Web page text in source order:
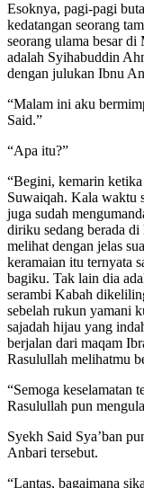
Esoknya, pagi-pagi
kedatangan seorang
seorang ulama besar
adalah Syihabuddin
dengan julukan Ibnu
“Malam ini aku
Said.”
“Apa itu?”
“Begini, kemarin
Suwaiqah. Kala waktu
juga sudah
diriku sedang berada
melihat dengan jelas
keramaian itu ternyata
bagiku. Tak lain dia
serambi Kabah
sebelah rukun yamani
sajadah hijau yang
berjalan dari maqam
Rasulullah melihatmu
“Semoga keselamatan
Rasulullah pun
Syekh Said Sya’ban
Anbari tersebut.
“Lantas, bagaimana